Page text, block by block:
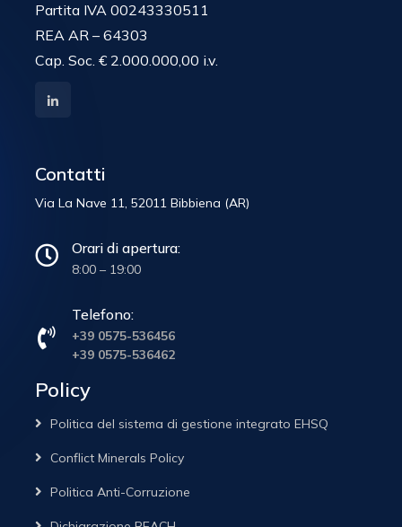
Partita IVA 00243330511
REA AR – 64303
Cap. Soc. € 2.000.000,00 i.v.
Contatti
Via La Nave 11, 52011 Bibbiena (AR)
Orari di apertura:
8:00 – 19:00
Telefono:
+39 0575-536456
+39 0575-536462
Policy
Politica del sistema di gestione integrato EHSQ
Conflict Minerals Policy
Politica Anti-Corruzione